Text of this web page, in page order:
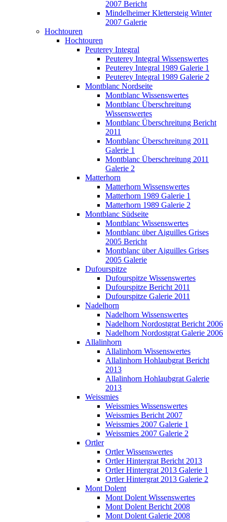
2007 Bericht
Mindelheimer Klettersteig Winter
2007 Galerie
Hochtouren
Hochtouren
Peuterey Integral
Peuterey Integral Wissenswertes
Peuterey Integral 1989 Galerie 1
Peuterey Integral 1989 Galerie 2
Montblanc Nordseite
Montblanc Wissenswertes
Montblanc Überschreitung
Wissenswertes
Montblanc Überschreitung Bericht
2011
Montblanc Überschreitung 2011
Galerie 1
Montblanc Überschreitung 2011
Galerie 2
Matterhorn
Matterhorn Wissenswertes
Matterhorn 1989 Galerie 1
Matterhorn 1989 Galerie 2
Montblanc Südseite
Montblanc Wissenswertes
Montblanc über Aiguilles Grises
2005 Bericht
Montblanc über Aiguilles Grises
2005 Galerie
Dufourspitze
Dufourspitze Wissenswertes
Dufourspitze Bericht 2011
Dufourspitze Galerie 2011
Nadelhorn
Nadelhorn Wissenswertes
Nadelhorn Nordostgrat Bericht 2006
Nadelhorn Nordostgrat Galerie 2006
Allalinhorn
Allalinhorn Wissenswertes
Allalinhorn Hohlaubgrat Bericht
2013
Allalinhorn Hohlaubgrat Galerie
2013
Weissmies
Weissmies Wissenswertes
Weissmies Bericht 2007
Weissmies 2007 Galerie 1
Weissmies 2007 Galerie 2
Ortler
Ortler Wissenswertes
Ortler Hintergrat Bericht 2013
Ortler Hintergrat 2013 Galerie 1
Ortler Hintergrat 2013 Galerie 2
Mont Dolent
Mont Dolent Wissenswertes
Mont Dolent Bericht 2008
Mont Dolent Galerie 2008